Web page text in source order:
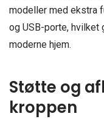
modeller med ekstra
og USB-porte,
moderne hjem.
Støtte og
kroppen